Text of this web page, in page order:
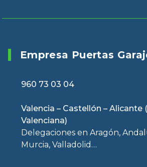
Empresa Puertas
960 73 03 04
Valencia – Castellón – Alicante
Valenciana)
Delegaciones en Aragón,
Murcia, Valladolid…